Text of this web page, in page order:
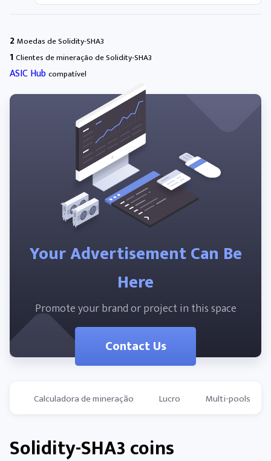
2Moedas de Solidity-SHA3
1Clientes de mineração de Solidity-SHA3
ASIC Hub compatível
Your Advertisement Can Be
Here
Promote your brand or project in this space
Contact Us
Calculadora de mineração Lucro Multi-pools
Solidity-SHA3 coins